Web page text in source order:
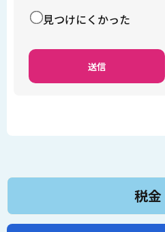
見つけにくかった
税金